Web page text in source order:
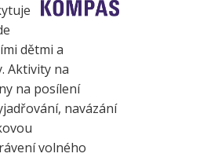
dětmi a
Aktivity na
na posílení
navázání
volného